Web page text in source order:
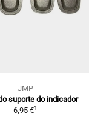
JMP
suporte do indicador
6,95 €1